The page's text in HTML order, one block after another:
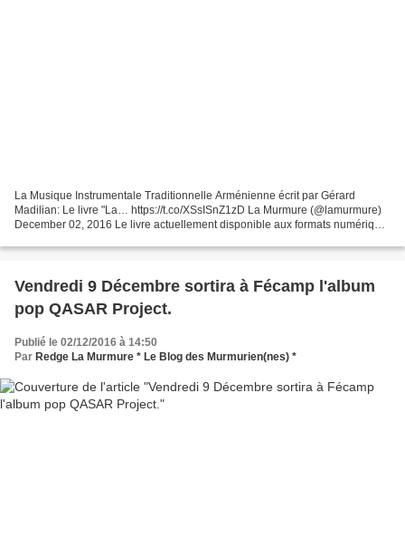
La Musique Instrumentale Traditionnelle Arménienne écrit par Gérard
Madilian: Le livre "La… https://t.co/XSsISnZ1zD La Murmure (@lamurmure)
December 02, 2016 Le livre actuellement disponible aux formats numérique
Vendredi 9 Décembre sortira à Fécamp l'album
pop QASAR Project.
Publié le 02/12/2016 à 14:50
Par Redge La Murmure * Le Blog des Murmurien(nes) *